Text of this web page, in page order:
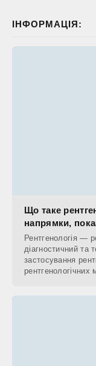
ІНФОРМАЦІЯ:
Що таке
напрямки,
Рентгенологія —
діагностичний та
застосування
рентгенологічних